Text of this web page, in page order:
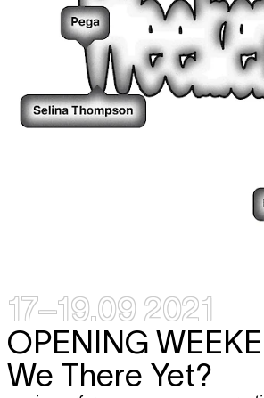
17–19.09 2021
OPENING
We There Yet?